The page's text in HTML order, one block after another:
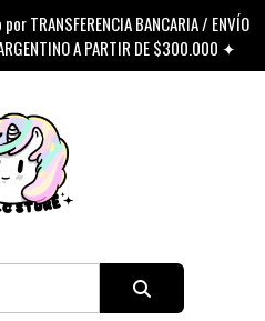
TRANSFERENCIA BANCARIA / ENVÍO
A PARTIR DE $300.000 ✦